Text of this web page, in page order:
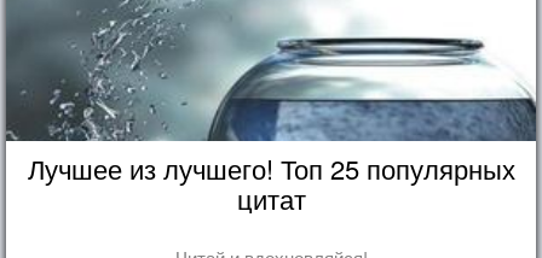
Лучшее из лучшего! Топ 25 популярных
цитат